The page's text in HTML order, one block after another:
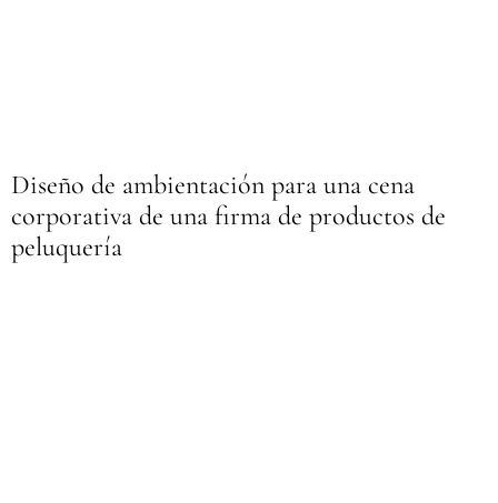
Diseño de ambientación para una cena
corporativa de una firma de productos de
peluquería